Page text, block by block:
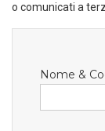
o comunicati a
Nome &